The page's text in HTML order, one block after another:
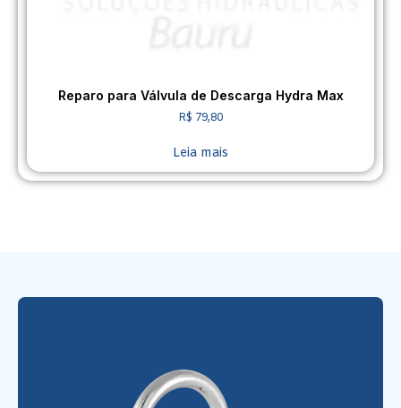
Reparo para Válvula de Descarga Hydra Max
R$ 79,80
Leia mais